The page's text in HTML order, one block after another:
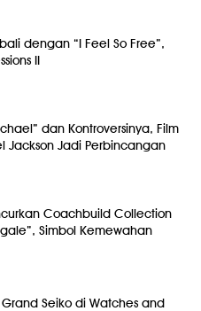
dengan “I Feel So Free”,
II
dan Kontroversinya, Film
Jackson Jadi Perbincangan
Coachbuild Collection
Simbol Kemewahan
Grand Seiko di Watches and